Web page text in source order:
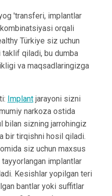
'transferi, implantlar
orqali
Türkiye siz uchun
qiladi, bu dumba
va maqsadlaringizga
Implantjarayoni sizni
narkoza ostida
bilan sizning jarrohingiz
bir tirqishni hosil qiladi.
siz uchun maxsus
implantlar
Kesishlar yopilgan teri
bantlar yoki suffitlar